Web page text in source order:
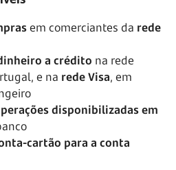
em comerciantes da rede
a crédito na rede
e na rede Visa, em
disponibilizadas em
cartão para a conta